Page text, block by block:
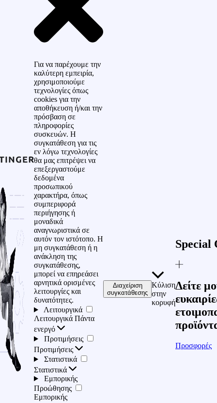
Για να παρέχουμε την
καλύτερη εμπειρία,
χρησιμοποιούμε
τεχνολογίες όπως
cookies για την
αποθήκευση ή/και την
πρόσβαση σε
πληροφορίες
συσκευών. Η
συγκατάθεση για τις
εν λόγω τεχνολογίες
θα μας επιτρέψει να
επεξεργαστούμε
δεδομένα
προσωπικού
χαρακτήρα, όπως
συμπεριφορά
περιήγησης ή
μοναδικά
αναγνωριστικά σε
αυτόν τον ιστότοπο. Η
μη συγκατάθεση ή η
ανάκληση της
συγκατάθεσης,
μπορεί να επηρεάσει
αρνητικά ορισμένες
λειτουργίες και
δυνατότητες.
Λειτουργικά
Λειτουργικά Πάντα
ενεργό
Προτιμήσεις
Προτιμήσεις
Στατιστικά
Στατιστικά
Εμπορικής
Προώθησης
Εμπορικής
Διαχείριση
συγκατάθεσης
Κύλιση
στην
κορυφή
Special
Δείτε
Προσφορές